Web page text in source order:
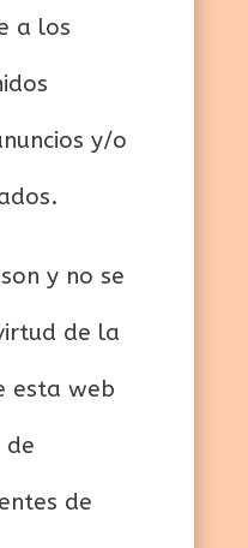
a los
y/o
y no se
de la
esta web
de
de